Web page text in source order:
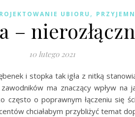
UBIORU ,
–
10 lutego 2021
i stopka tak igła z nitką
ma znaczący wpływ na
często o poprawnym łączeniu się
chciałabym przybliżyć temat